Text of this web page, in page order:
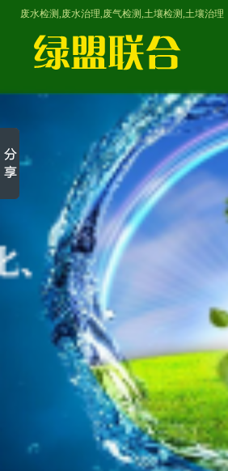
废水检测,废水治理,废气检测,土壤检测,土壤治理